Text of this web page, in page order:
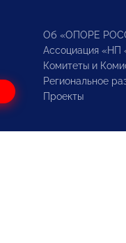
Об «ОПОРЕ
Ассоциация
Комитеты и
Региональное
Проекты